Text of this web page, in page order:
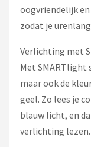
oogvriendelijk
zodat je
Verlichting met
Met SMARTlight
maar ook de
geel. Zo lees je
blauw licht, en
verlichting lezen.